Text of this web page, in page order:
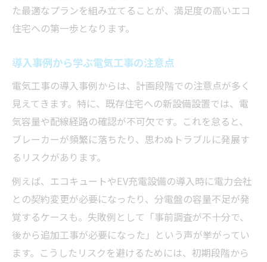
た最適なプランを組み立てることが、満足度の高いエコ
住宅への第一歩となります。
導入事例から学ぶ電気工事の注意点
電気工事の導入事例からは、計画段階での注意点が多く
見えてきます。特に、既存住宅への新設備設置では、電
気容量や配線経路の確認が不可欠です。これを怠ると、
ブレーカーが頻繁に落ちたり、思わぬトラブルに発展す
るリスクがあります。
例えば、エコキュートやEV充電設備の導入時に電力会社
との契約変更が必要になったり、分電盤の容量不足が発
覚するケースも。失敗例として「事前調査が不十分で、
後から追加工事が必要になった」という声が挙がってい
ます。こうしたリスクを避けるためには、初期段階から